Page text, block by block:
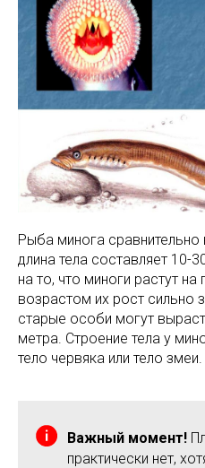
Рыба минога сравнительно
длина тела составляет 10-
на то, что миноги растут
возрастом их рост сильно
старые особи могут
метра. Строение тела у
тело червяка или тело змеи.
Важный момент!
практически нет,